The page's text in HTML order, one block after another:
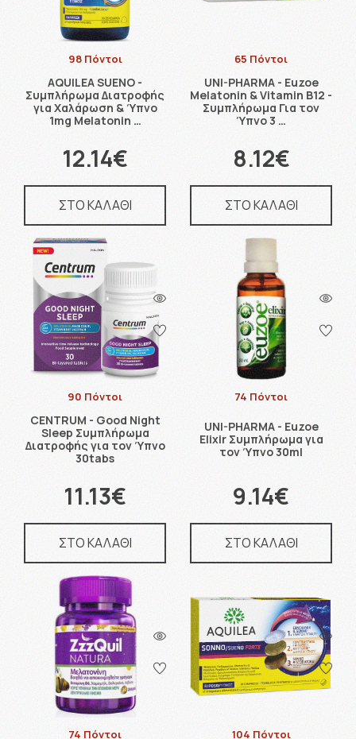
98 Πόντοι
AQUILEA SUENO -
Συμπλήρωμα Διατροφής
για Χαλάρωση & Ύπνο
1mg Melatonin …
12.14€
ΣΤΟ ΚΑΛΑΘΙ
65 Πόντοι
UNI-PHARMA - Euzoe
Melatonin & Vitamin B12 -
Συμπλήρωμα Για τον
Ύπνο 3 …
8.12€
ΣΤΟ ΚΑΛΑΘΙ
90 Πόντοι
CENTRUM - Good Night
Sleep Συμπλήρωμα
Διατροφής για τον Ύπνο
30tabs
11.13€
ΣΤΟ ΚΑΛΑΘΙ
74 Πόντοι
UNI-PHARMA - Euzoe
Elixir Συμπλήρωμα για
τον Ύπνο 30ml
9.14€
ΣΤΟ ΚΑΛΑΘΙ
74 Πόντοι 104 Πόντοι